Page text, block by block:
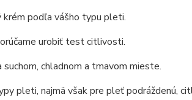
podľa vášho typu pleti.
urobiť test citlivosti.
chladnom a tmavom mieste.
pleti, najmä však pre pleť podráždenú,